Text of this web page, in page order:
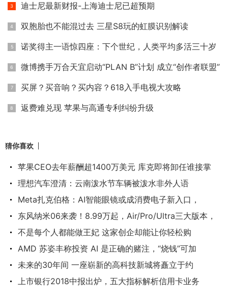
迪士尼最新财报-上海迪士尼已超预期
双胞胎也不能混过去 三星S8玩的虹膜识别解读
诺奖得主一语惊四座：下个世纪，人类平均多活三十岁
微博携手万合天宜启动“PLAN B”计划 成立“创作者联盟”
买屏？买音响？买内容？618入手电视大攻略
返费难兑现 苹果与高通专利纠纷升级
猜你喜欢
苹果CEO去年薪酬超1400万美元 库克即将卸任谁接掌
理想汽车澄清：云南泼水节车辆被泼水非外人语
Meta扎克伯格：AI智能眼镜或成消费电子新入口，
东风纳米06来袭！8.99万起，Air/Pro/Ultra三大版本，
不是每个人都能做王妃 这家创企却能让你轻松购
AMD 苏姿丰称投资 AI 是正确的赌注，“烧钱”可加
未来的30年间 一座崭新的高科技新城将矗立于约
上市银行2018中报出炉，五大指标解析信用卡业务